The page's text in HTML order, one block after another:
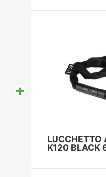
+
LUCCHETTO
K120 BLACK